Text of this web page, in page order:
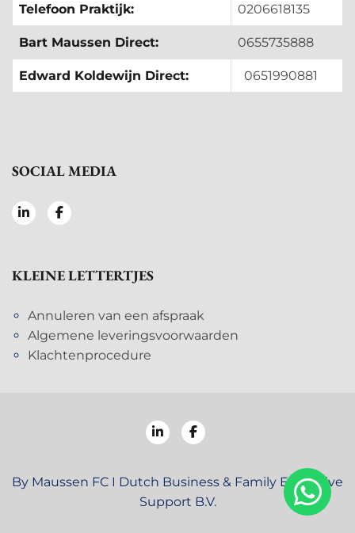
Telefoon Praktijk: 0206618135
Bart Maussen Direct: 0655735888
Edward Koldewijn Direct: 0651990881
SOCIAL MEDIA
KLEINE LETTERTJES
Annuleren van een afspraak
Algemene leveringsvoorwaarden
Klachtenprocedure
By Maussen FC I Dutch Business & Family Executive
Support B.V.